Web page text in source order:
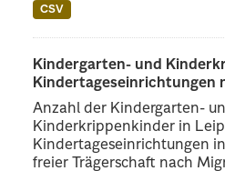
CSV
Kindergarten- und
Kindertageseinrichtungen
Anzahl der Kindergarten-
Kinderkrippenkinder in
Kindertageseinrichtungen
freier Trägerschaft nach